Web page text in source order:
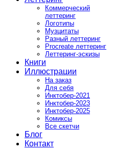
Коммерческий
леттеринг
Логотипы
Музцитаты
Разный леттеринг
Procreate леттеринг
Леттеринг-эскизы
Книги
Иллюстрации
На заказ
Для себя
Инктобер-2021
Инктобер-2023
Инктобер-2025
Комиксы
Все скетчи
Блог
Контакт